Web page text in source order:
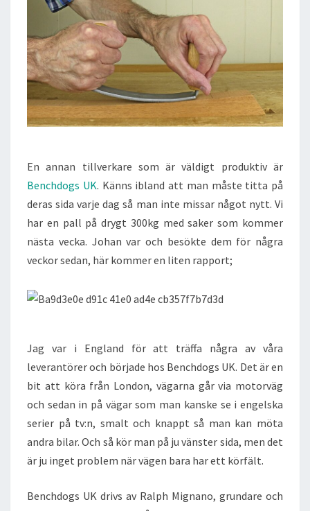
En annan tillverkare som är väldigt produktiv är
Benchdogs UK. Känns ibland att man måste titta på
deras sida varje dag så man inte missar något nytt. Vi
har en pall på drygt 300kg med saker som kommer
nästa vecka. Johan var och besökte dem för några
veckor sedan, här kommer en liten rapport;
Jag var i England för att träffa några av våra
leverantörer och började hos Benchdogs UK. Det är en
bit att köra från London, vägarna går via motorväg
och sedan in på vägar som man kanske se i engelska
serier på tv:n, smalt och knappt så man kan möta
andra bilar. Och så kör man på ju vänster sida, men det
är ju inget problem när vägen bara har ett körfält.
Benchdogs UK drivs av Ralph Mignano, grundare och